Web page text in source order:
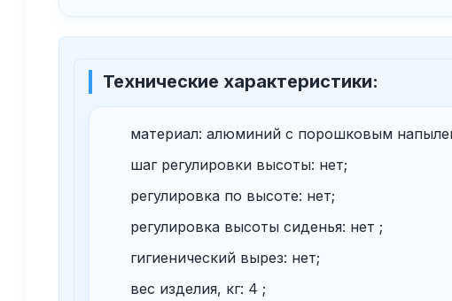
Технические характеристики:
материал: алюминий с порошковым
шаг регулировки высоты: нет;
регулировка по высоте: нет;
регулировка высоты сиденья: нет ;
гигиенический вырез: нет;
вес изделия, кг: 4 ;